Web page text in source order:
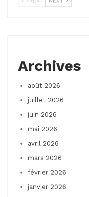
Archives
août 2026
juillet 2026
juin 2026
mai 2026
avril 2026
mars 2026
février 2026
janvier 2026